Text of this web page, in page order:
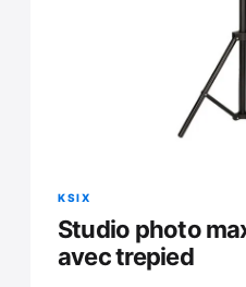
KSIX
Studio photo
avec trepied